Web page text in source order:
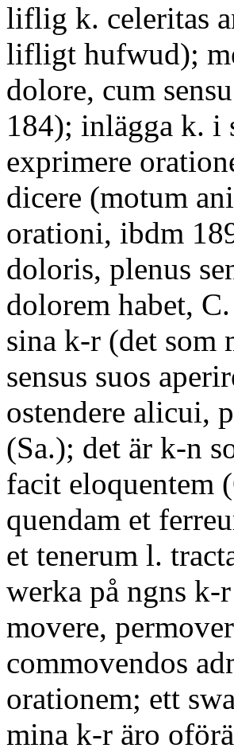
liflig k. celeritas
lifligt hufwud);
dolore, cum
184); inlägga k. i
exprimere
dicere (motum
orationi, ibdm
doloris, plenus
dolorem habet,
sina k-r (det som
sensus suos
ostendere alicui,
(Sa.); det är k-n
facit eloquentem
quendam et
et tenerum l.
werka på ngns
movere,
commovendos
orationem; ett
mina k-r äro